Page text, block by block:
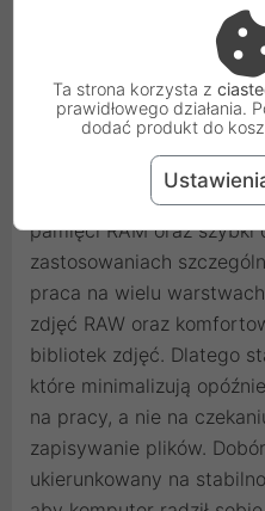
Komputer do pracy w
powinien przede
działania przy dużych
czas reakcji podczas
przeciwieństwie do gier,
sama moc GPU, ale
którym liczy się wydajny
pamięci RAM oraz szybki
zastosowaniach
praca na wielu
zdjęć RAW oraz
bibliotek zdjęć. Dlatego
które minimalizują
na pracy, a nie na
zapisywanie plików.
ukierunkowany na
Ta strona korzysta z
prawidłowego działania.
dodać produkt do